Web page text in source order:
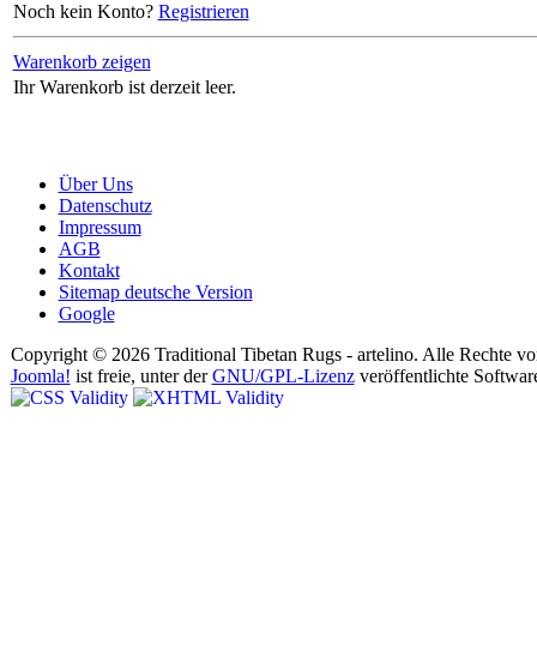
Noch kein Konto? Registrieren
Warenkorb zeigen
Ihr Warenkorb ist derzeit leer.
Über Uns
Datenschutz
Impressum
AGB
Kontakt
Sitemap deutsche Version
Google
Copyright © 2026 Traditional Tibetan Rugs - artelino. Alle Rechte
Joomla! ist freie, unter derGNU/GPL-Lizenzveröffentlichte